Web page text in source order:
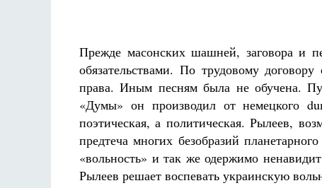
Прежде масонских шашней, заговора и
обязательствами. По трудовому
права. Иным песням была не обучена.
«Думы» он производил от немецкого
поэтическая, а политическая. Рылеев,
предтеча многих безобразий
«вольность» и так же одержимо
Рылеев решает воспевать украинскую